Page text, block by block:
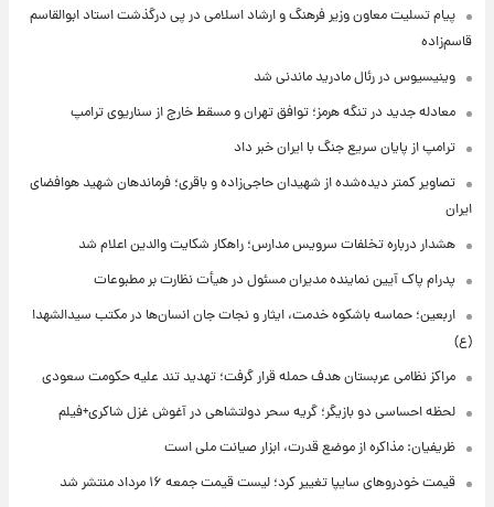
پیام تسلیت معاون وزیر فرهنگ و ارشاد اسلامی در پی درگذشت استاد ابوالقاسم
قاسم‌زاده
وینیسیوس در رئال مادرید ماندنی شد
معادله جدید در تنگه هرمز؛ توافق تهران و مسقط خارج از سناریوی ترامپ
ترامپ از پایان سریع جنگ با ایران خبر داد
تصاویر کمتر دیده‌شده از شهیدان حاجی‌زاده و باقری؛ فرماندهان شهید هوافضای
ایران
هشدار درباره تخلفات سرویس مدارس؛ راهکار شکایت والدین اعلام شد
پدرام پاک آیین نماینده مدیران مسئول در هیأت نظارت بر مطبوعات
اربعین؛ حماسه باشکوه خدمت، ایثار و نجات جان انسان‌ها در مکتب سیدالشهدا
(ع)
مراکز نظامی عربستان هدف حمله قرار گرفت؛ تهدید تند علیه حکومت سعودی
لحظه احساسی دو بازیگر؛ گریه سحر دولتشاهی در آغوش غزل شاکری+فیلم
ظریفیان: مذاکره از موضع قدرت، ابزار صیانت ملی است
قیمت خودروهای سایپا تغییر کرد؛ لیست قیمت جمعه ۱۶ مرداد منتشر شد